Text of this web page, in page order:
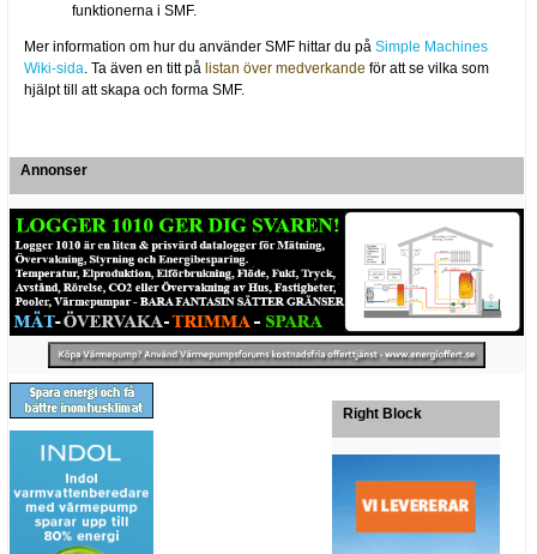
funktionerna i SMF.
Mer information om hur du använder SMF hittar du påSimple Machines
Wiki-sida. Ta även en titt på listan över medverkande för att se vilka som
hjälpt till att skapa och forma SMF.
Annonser
Right Block